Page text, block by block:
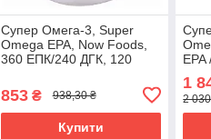
Супер Омега-3, Super
Omega EPA, Now Foods,
360 ЕПК/240 ДГК, 120
01682
853₴ 938,30 ₴
Купити
1
2